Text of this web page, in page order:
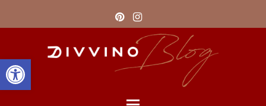
Barra de Ferramentas Aberta
Pinterest
Instagram